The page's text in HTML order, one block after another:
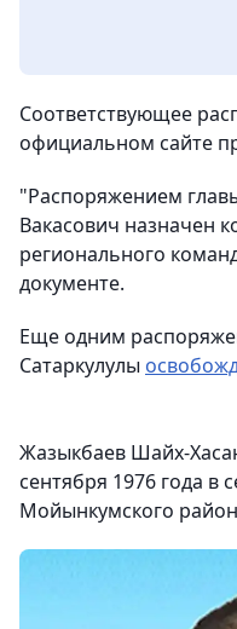
Соответствующее
официальном сайте
"Распоряжением
Вакасович назначен
регионального
документе.
Еще одним
Сатаркулулы
Жазыкбаев Шайх-
сентября 1976 года в
Мойынкумского